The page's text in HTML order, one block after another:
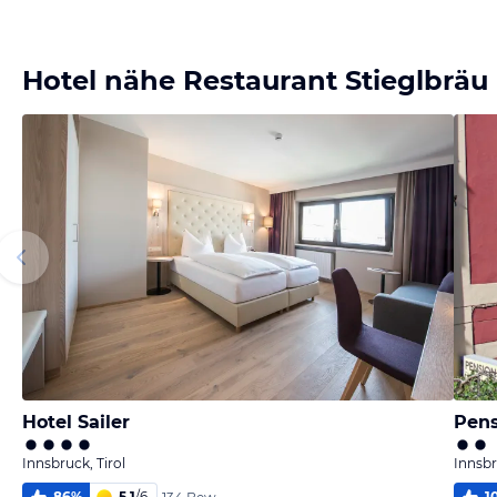
Hotel nähe Restaurant
Hotel Sailer
Innsbruck, Tirol